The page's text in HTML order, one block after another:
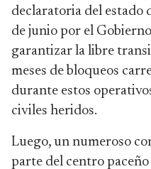
declaratoria del estado
de junio por el
garantizar la libre
meses de bloqueos
durante estos
civiles heridos.
Luego, un numeroso
parte del centro